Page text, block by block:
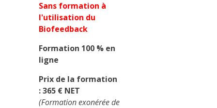
Sans formation à
l'utilisation du
Biofeedback
Formation 100 % en
ligne
Prix de la formation
: 365 € NET
(Formation exonérée de